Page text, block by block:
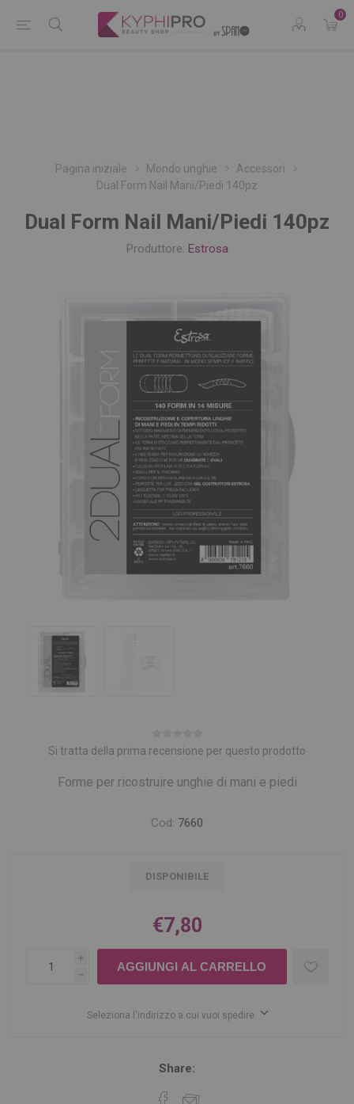
0
Pagina iniziale Mondo unghie
Accessori
Dual Form Nail Mani/Piedi 140pz
Dual Form Nail Mani/Piedi 140pz
Produttore: Estrosa
Si tratta della prima recensione per questo prodotto
Forme per ricostruire unghie di mani e piedi
Cod: 7660
DISPONIBILE
€7,80
i
h
Seleziona l'indirizzo a cui vuoi spedire
Share: